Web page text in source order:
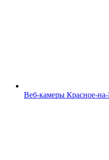
Веб-камеры Красное-